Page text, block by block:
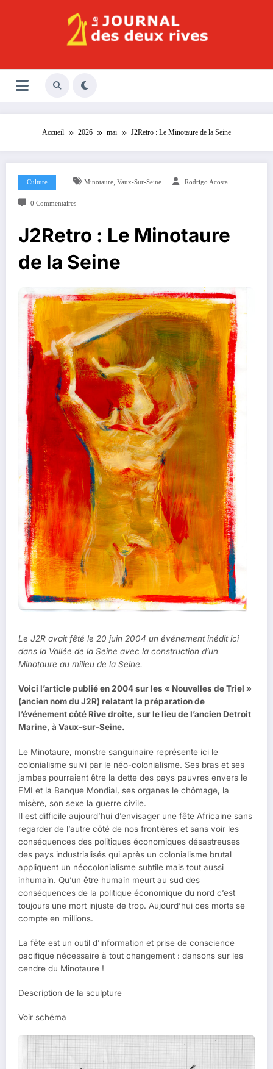
Le Journal des Deux Rives
Accueil 2026 mai J2Retro : Le Minotaure de la Seine
Culture Minotaure, Vaux-Sur-Seine Rodrigo Acosta
0 Commentaires
J2Retro : Le Minotaure
de la Seine
Le J2R avait fêté le 20 juin 2004 un événement inédit ici
dans la Vallée de la Seine avec la construction d’un
Minotaure au milieu de la Seine.
Voici l’article publié en 2004 sur les « Nouvelles de Triel »
(ancien nom du J2R) relatant la préparation de
l’événement côté Rive droite, sur le lieu de l’ancien Detroit
Marine, à Vaux-sur-Seine.
Le Minotaure, monstre sanguinaire représente ici le
colonialisme suivi par le néo-colonialisme. Ses bras et ses
jambes pourraient être la dette des pays pauvres envers le
FMI et la Banque Mondial, ses organes le chômage, la
misère, son sexe la guerre civile.
Il est difficile aujourd’hui d’envisager une fête Africaine sans
regarder de l’autre côté de nos frontières et sans voir les
conséquences des politiques économiques désastreuses
des pays industrialisés qui après un colonialisme brutal
appliquent un néocolonialisme subtile mais tout aussi
inhumain. Qu’un être humain meurt au sud des
conséquences de la politique économique du nord c’est
toujours une mort injuste de trop. Aujourd’hui ces morts se
compte en millions.
La fête est un outil d’information et prise de conscience
pacifique nécessaire à tout changement : dansons sur les
cendre du Minotaure !
Description de la sculpture
Voir schéma